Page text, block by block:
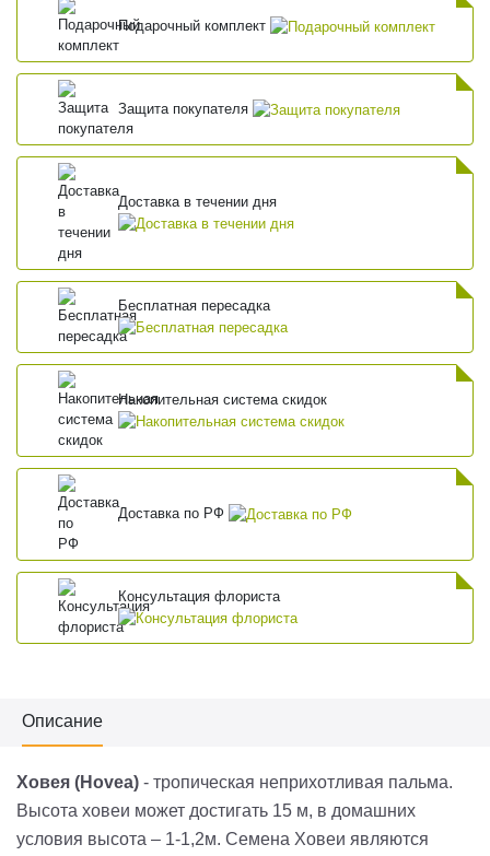
Подарочный комплект
Защита покупателя
Доставка в течении дня
Бесплатная пересадка
Накопительная система скидок
Доставка по РФ
Консультация флориста
Описание
Ховея (Hovea) - тропическая неприхотливая пальма.
Высота ховеи может достигать 15 м, в домашних
условия высота – 1-1,2м. Семена Ховеи являются